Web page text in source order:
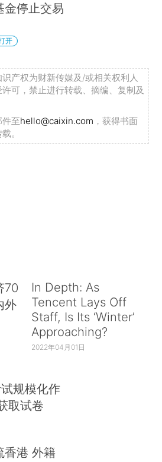
金停止交易
开
产权为财新传媒及/或相关权利人
可，禁止进行转载、摘编、复制及
至hello@caixin.com ，获得书面
。
70
外
In Depth: As
Tencent Lays Off
Staff, Is Its ‘Winter’
Approaching?
2022年04月01日
规模化作
取试卷
香港 外籍